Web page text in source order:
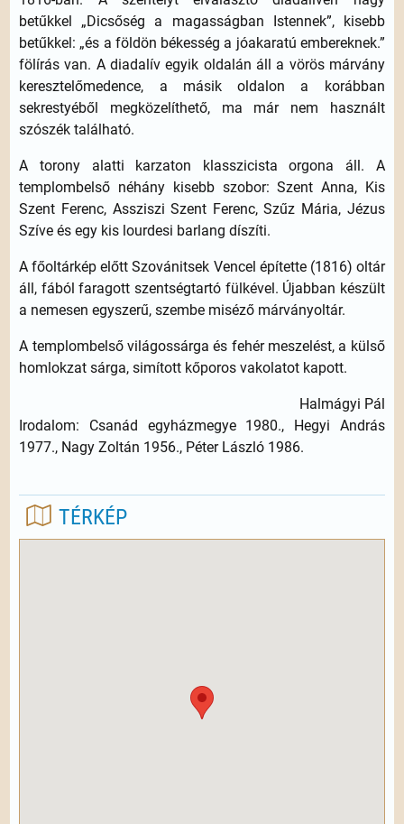
betűkkel „Dicsőség a magasságban Istennek”, kisebb
betűkkel: „és a földön békesség a jóakaratú embereknek.”
fölírás van. A diadalív egyik oldalán áll a vörös márvány
keresztelőmedence, a másik oldalon a korábban
sekrestyéből megközelíthető, ma már nem használt
szószék található.
A torony alatti karzaton klasszicista orgona áll. A
templombelső néhány kisebb szobor: Szent Anna, Kis
Szent Ferenc, Assziszi Szent Ferenc, Szűz Mária, Jézus
Szíve és egy kis lourdesi barlang díszíti.
A főoltárkép előtt Szovánitsek Vencel építette (1816) oltár
áll, fából faragott szentségtartó fülkével. Újabban készült
a nemesen egyszerű, szembe miséző márványoltár.
A templombelső világossárga és fehér meszelést, a külső
homlokzat sárga, simított kőporos vakolatot kapott.
Halmágyi Pál
Irodalom: Csanád egyházmegye 1980., Hegyi András
1977., Nagy Zoltán 1956., Péter László 1986.
TÉRKÉP